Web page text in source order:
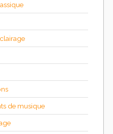
de musique